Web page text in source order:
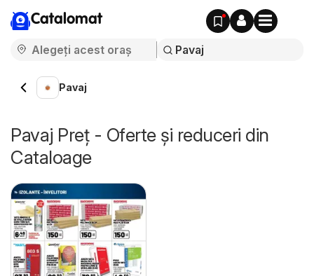
Catalomat
Pavaj
Pavaj Preț - Oferte și reduceri din
Cataloage